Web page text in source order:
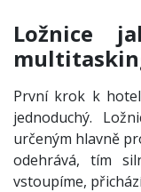
Ložnice
První krok k
jednoduchý.
určeným hlavně
odehrává, tím
vstoupíme,